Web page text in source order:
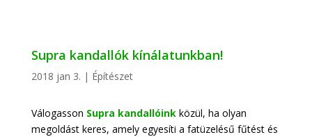
Supra kandallók kínálatunkban!
2018 jan 3. | Építészet
Válogasson Supra kandallóinkközül, ha olyan
megoldást keres, amely egyesíti a fatüzelésű fűtést és